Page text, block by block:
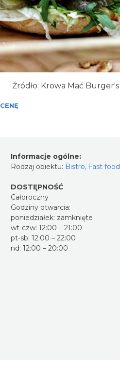
Źródło: Krowa Mać Burger's
Informacje ogólne:
Rodzaj obiektu: Bistro, Fast food
DOSTĘPNOŚĆ
Całoroczny
Godziny otwarcia:
poniedziałek: zamknięte
wt-czw: 12:00 – 21:00
pt-sb: 12:00 – 22:00
nd: 12:00 – 20:00